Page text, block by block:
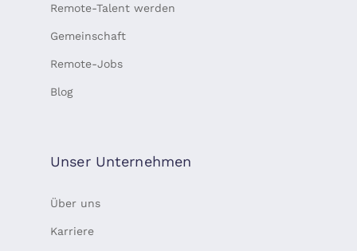
Remote-Talent werden
Gemeinschaft
Remote-Jobs
Blog
Unser Unternehmen
Über uns
Karriere